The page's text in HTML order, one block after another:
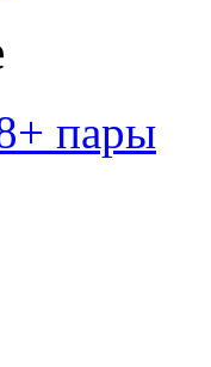
пары